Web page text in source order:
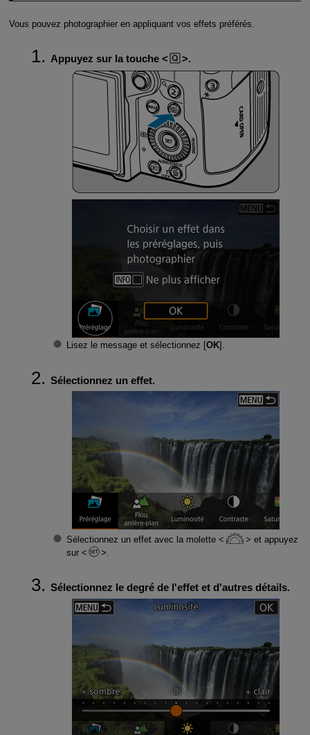
Vous pouvez photographier en appliquant vos effets préférés.
Appuyez sur la touche .
Lisez le message et sélectionnez [OK].
Sélectionnez un effet.
Sélectionnez un effet avec la molette
et appuyez
sur
Sélectionnez le degré de l'effet et d'autres détails.